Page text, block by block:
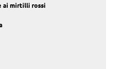
ai mirtilli rossi